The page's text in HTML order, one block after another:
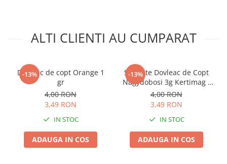
Motofierastrau / Drujba
Plantator
Plasa de umbrire
Plase plante
Pompa de apa curata/murdara
Pompa de stropit
Raticide
ALTI CLIENTI AU CUMPARAT
-13%
Dovleac de copt Orange 1
gr
4,00 RON
3,49 RON
IN STOC
ADAUGA IN COS
-13%
Seminte Dovleac de Copt
Nagydobosi 3g Kertimag -
Soi Traditional cu Pulpa
Dulce si Aromata
4,00 RON
3,49 RON
IN STOC
ADAUGA IN COS